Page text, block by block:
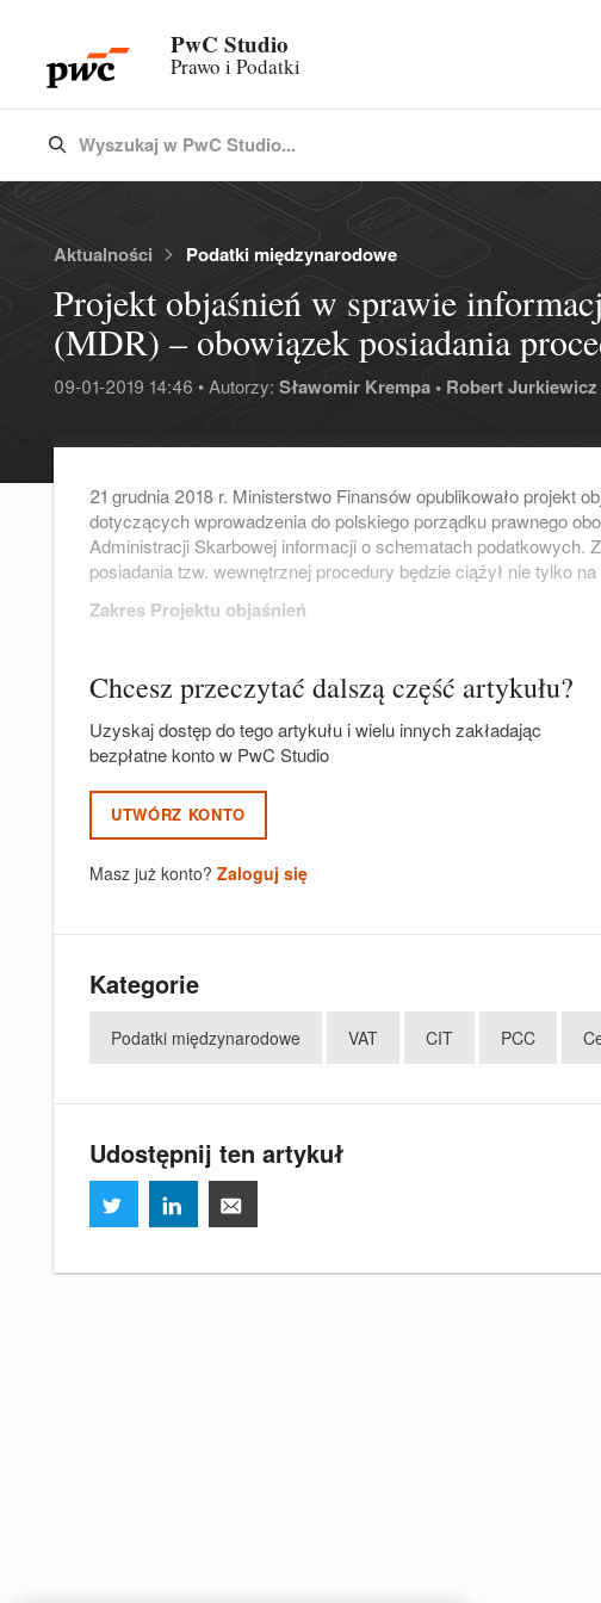
PwC Studio
Prawo i Podatki
Type 3 or more characters for results.
Wyszukaj w PwC Studio...
Aktualności Podatki międzynarodowe
Projekt objaśnień w sprawie
(MDR) – obowiązek posiadania
09-01-2019 14:46 • Autorzy: Sławomir Krempa • Robert Jurkiewicz
21 grudnia 2018 r. Ministerstwo Finansów opublikowało projekt
dotyczących wprowadzenia do polskiego porządku prawnego
Administracji Skarbowej informacji o schematach podatkowych.
posiadania tzw. wewnętrznej procedury będzie ciążył nie tylko
Zakres Projektu objaśnień
Chcesz przeczytać dalszą część artykułu?
Uzyskaj dostęp do tego artykułu i wielu innych zakładając
bezpłatne konto w PwC Studio
UTWÓRZ KONTO
Masz już konto? Zaloguj się
Kategorie
Podatki międzynarodowe VAT CIT PCC
Udostępnij ten artykuł